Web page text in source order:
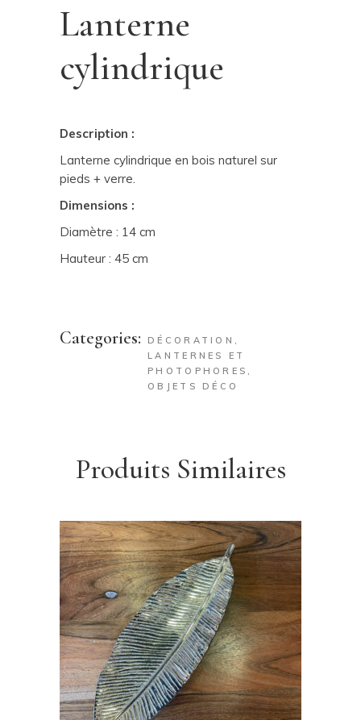
Lanterne
cylindrique
Description :
Lanterne cylindrique en bois naturel sur
pieds + verre.
Dimensions :
Diamètre : 14 cm
Hauteur : 45 cm
Categories: DÉCORATION ,
LANTERNES ET
PHOTOPHORES ,
OBJETS DÉCO
Produits Similaires